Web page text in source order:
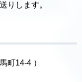
りします。
町14-4 ）